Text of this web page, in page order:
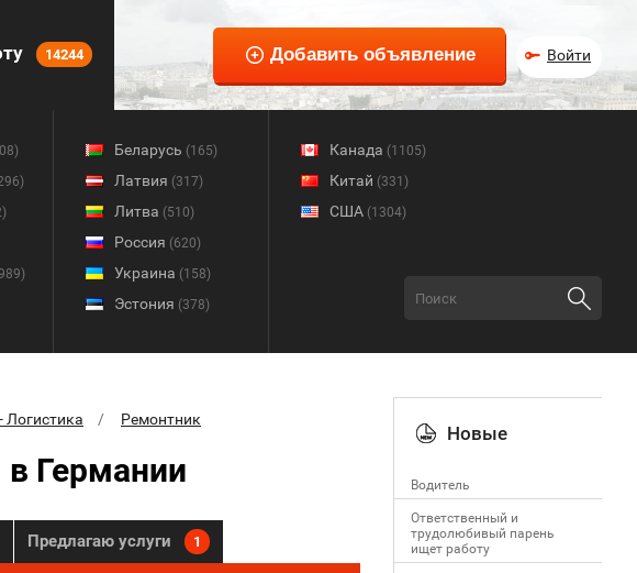
14244 Войти
Беларусь (165)
Латвия (317)
Литва (510)
Россия (620)
Украина (158)
Эстония (378)
Канада (1105)
Китай (331)
США (1304)
Логистика Ремонтник
Германии
Предлагаю услуги 1
Новые
Водитель
Ответственный и
трудолюбивый парень
ищет работу